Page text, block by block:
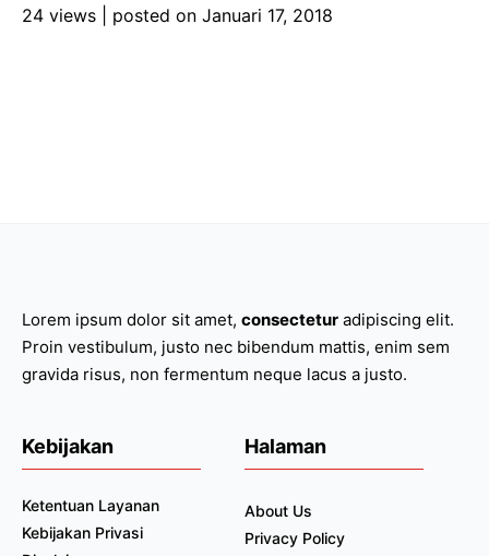
24 views
posted on Januari 17, 2018
Lorem ipsum dolor sit amet, consectetur adipiscing elit.
Proin vestibulum, justo nec bibendum mattis, enim sem
gravida risus, non fermentum neque lacus a justo.
Kebijakan
Ketentuan Layanan
Kebijakan Privasi
Halaman
About Us
Privacy Policy